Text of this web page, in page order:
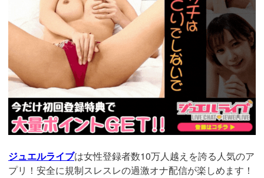
ジュエルライブは女性登録者数10万人越えを誇る人気のア
プリ！安全に規制スレスレの過激オナ配信が楽しめます！